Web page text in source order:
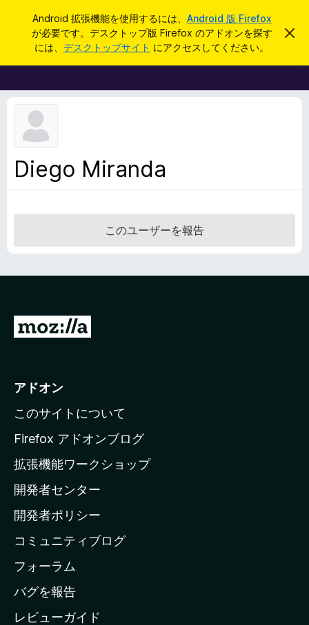
Android 拡張機能を使用するには、 Android 版 Firefox
が必要です。デスクトップ版 Firefox のアドオンを探す
には、 デスクトップサイト にアクセスしてください。
こ
知
せ
F
i
e
ラ
ー
ア
ログイン
Diego Miranda
このユーザーを報告
M
i
l
a
ホ
ー
ム
ー
ジ
へ
アドオン
このサイトについて
Firefox アドオンブログ
拡張機能ワークショップ
開発者センター
開発者ポリシー
コミュニティブログ
フォーラム
バグを報告
レビューガイド